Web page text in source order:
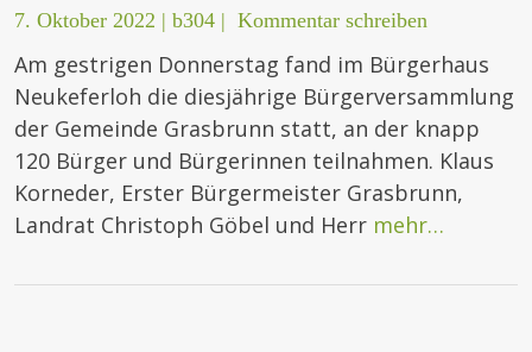
7. Oktober 2022 | b304 | Kommentar schreiben
Am gestrigen Donnerstag fand im Bürgerhaus
Neukeferloh die diesjährige Bürgerversammlung
der Gemeinde Grasbrunn statt, an der knapp
120 Bürger und Bürgerinnen teilnahmen. Klaus
Korneder, Erster Bürgermeister Grasbrunn,
Landrat Christoph Göbel und Herr mehr…